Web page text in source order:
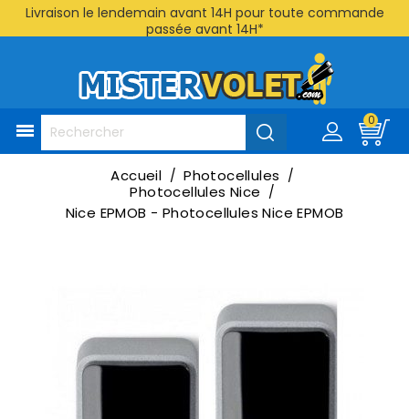
Livraison le lendemain avant 14H pour toute commande
passée avant 14H*

0
Accueil
Photocellules
Photocellules Nice
Nice EPMOB - Photocellules Nice EPMOB